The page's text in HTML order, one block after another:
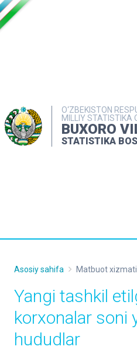
O‘ZBEKISTON
MILLIY STATISTIKA
BUXORO
STATISTIKA
Asosiy sahifa Matbuot xizmati
Yangi tashkil
korxonalar soni
hududlar